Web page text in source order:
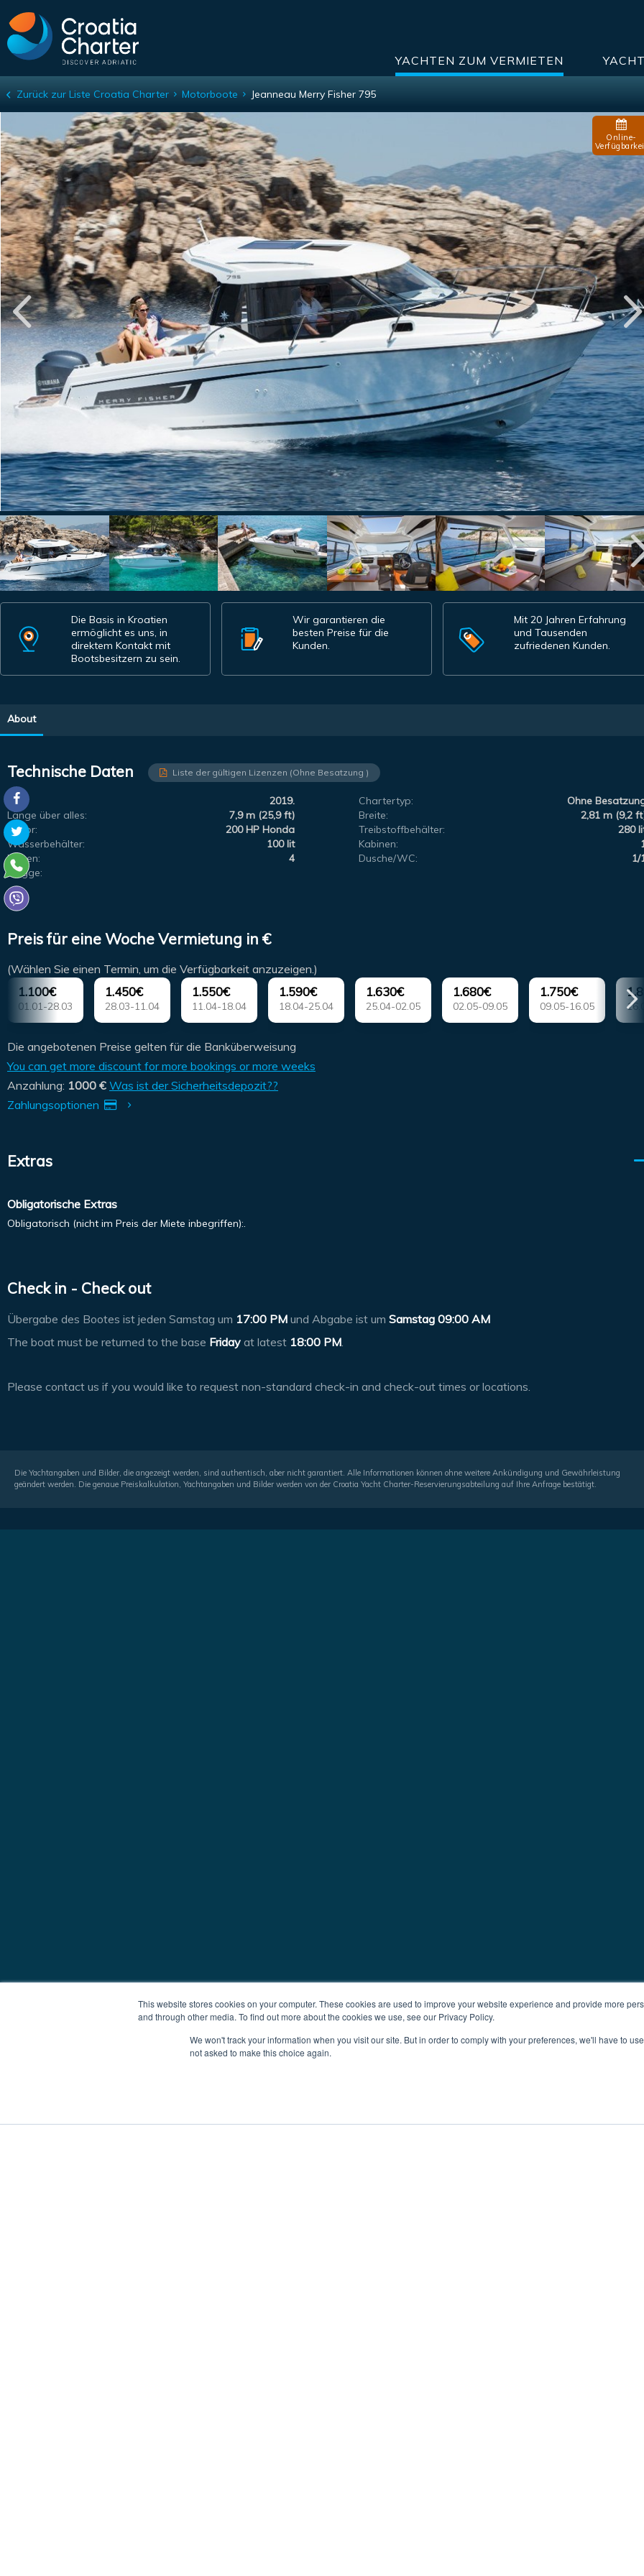
This website stores cookies on your computer. These cookies are used to improve your website experience and provide more
and through other media. To find out more about the cookies we use, see our Privacy Policy.
We won't track your information when you visit our site. But in order to comply with your preferences, we'll have to
not asked to make this choice again.
YACHTEN ZUM VERMIETEN
Jeanneau Merry Fisher 795
Zurück zur Liste Croatia Charter Motorboote Jeanneau Merry Fisher 795
Online-
Die Basis in Kroatien
ermöglicht es uns, in
direktem Kontakt mit
Bootsbesitzern zu sein.
Wir garantieren die
besten Preise für die
Kunden.
Mit 20 Jahren Erfahrung
und Tausenden
zufriedenen Kunden.
About
Technische Daten Liste der gültigen Lizenzen (Ohne Besatzung )
Jahr: 2019. Chartertyp:
Ohne
Länge über alles:
7,9 m (25,9 ft) Breite:
2,81 m (9,2
Motor:
200 HP Honda Treibstoffbehälter:
280
Wasserbehälter:
100 lit Kabinen:
Liegen:
4 Dusche/WC:
1/
Flagge:
Preis für eine Woche Vermietung in €
(Wählen Sie einen Termin, um die Verfügbarkeit anzuzeigen.)
1.100€
01.01-28.03
1.450€
28.03-11.04
1.550€
11.04-18.04
1.590€
18.04-25.04
1.630€
25.04-02.05
1.680€
02.05-09.05
1.750€
09.05-16.05
Die angebotenen Preise gelten für die Banküberweisung
You can get more discount for more bookings or more weeks
Anzahlung: 1000 € Was ist der Sicherheitsdepozit??
Zahlungsoptionen
Extras
Obligatorische Extras
Obligatorisch (nicht im Preis der Miete inbegriffen):.
Check in - Check out
Übergabe des Bootes ist jeden Samstag um 17:00 PM und Abgabe ist um Samstag 09:00 AM
The boat must be returned to the base Friday at latest 18:00 PM.
Please contact us if you would like to request non-standard check-in and check-out times or locations.
Die Yachtangaben und Bilder, die angezeigt werden, sind authentisch, aber nicht garantiert. Alle Informationen können ohne weitere Ankündigung und Gewährleistung
geändert werden. Die genaue Preiskalkulation, Yachtangaben und Bilder werden von der Croatia Yacht Charter-Reservierungsabteilung auf Ihre Anfrage bestätigt.